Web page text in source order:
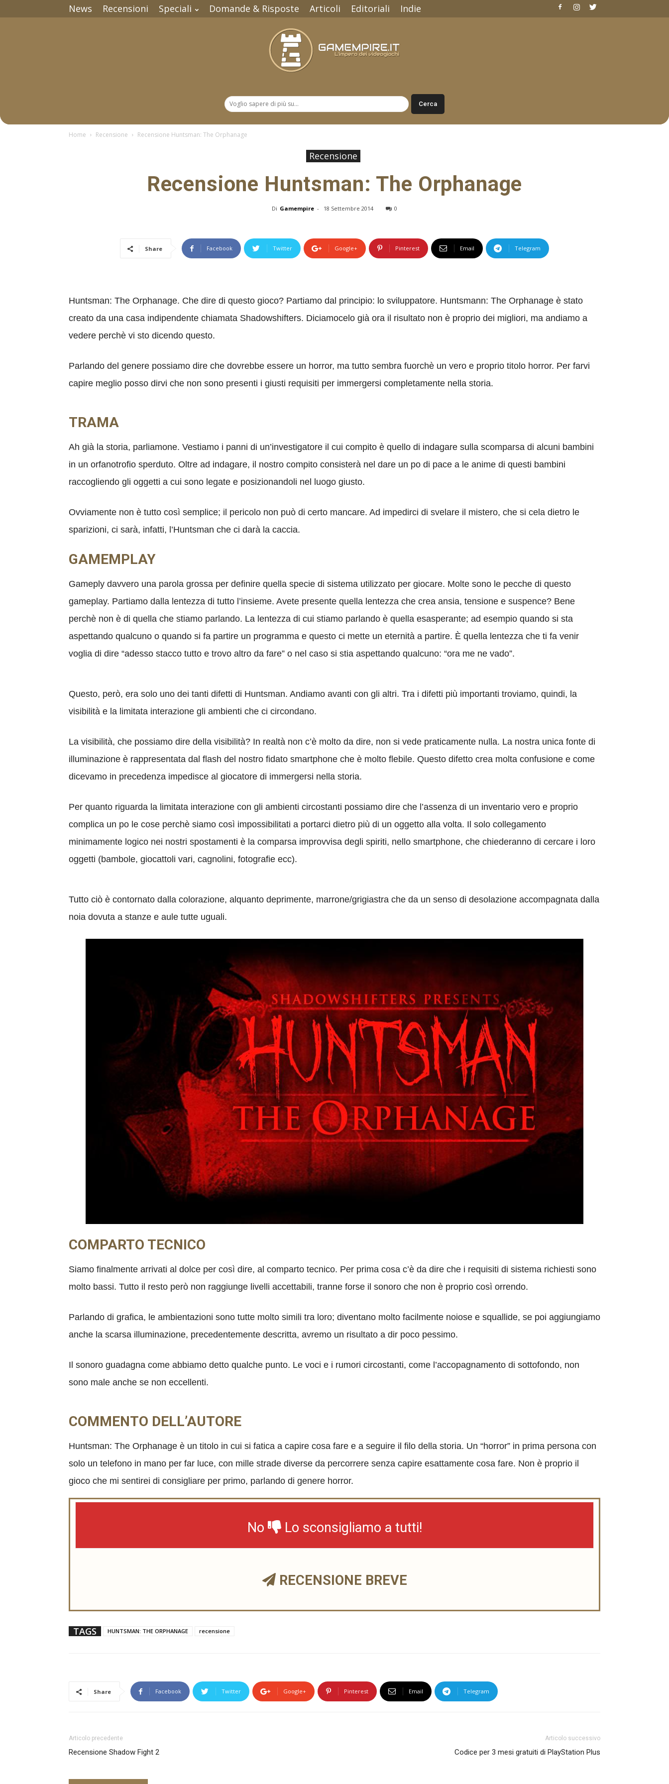
News Recensioni Speciali Domande & Risposte Articoli Editoriali Indie
Home Recensione Recensione Huntsman: The Orphanage
Recensione
Recensione Huntsman: The Orphanage
Di Gamempire - 18 Settembre 2014 0
Share Facebook Twitter Google+ Pinterest Email Telegram
Huntsman: The Orphanage. Che dire di questo gioco? Partiamo dal principio: lo sviluppatore. Huntsmann: The Orphanage è stato
creato da una casa indipendente chiamata Shadowshifters. Diciamocelo già ora il risultato non è proprio dei migliori, ma andiamo a
vedere perchè vi sto dicendo questo.
Parlando del genere possiamo dire che dovrebbe essere un horror, ma tutto sembra fuorchè un vero e proprio titolo horror. Per farvi
capire meglio posso dirvi che non sono presenti i giusti requisiti per immergersi completamente nella storia.
TRAMA
Ah già la storia, parliamone. Vestiamo i panni di un’investigatore il cui compito è quello di indagare sulla scomparsa di alcuni bambini
in un orfanotrofio sperduto. Oltre ad indagare, il nostro compito consisterà nel dare un po di pace a le anime di questi bambini
raccogliendo gli oggetti a cui sono legate e posizionandoli nel luogo giusto.
Ovviamente non è tutto così semplice; il pericolo non può di certo mancare. Ad impedirci di svelare il mistero, che si cela dietro le
sparizioni, ci sarà, infatti, l’Huntsman che ci darà la caccia.
GAMEMPLAY
Gameply davvero una parola grossa per definire quella specie di sistema utilizzato per giocare. Molte sono le pecche di questo
gameplay. Partiamo dalla lentezza di tutto l’insieme. Avete presente quella lentezza che crea ansia, tensione e suspence? Bene
perchè non è di quella che stiamo parlando. La lentezza di cui stiamo parlando è quella esasperante; ad esempio quando si sta
aspettando qualcuno o quando si fa partire un programma e questo ci mette un eternità a partire. È quella lentezza che ti fa venir
voglia di dire “adesso stacco tutto e trovo altro da fare” o nel caso si stia aspettando qualcuno: “ora me ne vado”.
Questo, però, era solo uno dei tanti difetti di Huntsman. Andiamo avanti con gli altri. Tra i difetti più importanti troviamo, quindi, la
visibilità e la limitata interazione gli ambienti che ci circondano.
La visibilità, che possiamo dire della visibilità? In realtà non c’è molto da dire, non si vede praticamente nulla. La nostra unica fonte di
illuminazione è rappresentata dal flash del nostro fidato smartphone che è molto flebile. Questo difetto crea molta confusione e come
dicevamo in precedenza impedisce al giocatore di immergersi nella storia.
Per quanto riguarda la limitata interazione con gli ambienti circostanti possiamo dire che l’assenza di un inventario vero e proprio
complica un po le cose perchè siamo così impossibilitati a portarci dietro più di un oggetto alla volta. Il solo collegamento
minimamente logico nei nostri spostamenti è la comparsa improvvisa degli spiriti, nello smartphone, che chiederanno di cercare i loro
oggetti (bambole, giocattoli vari, cagnolini, fotografie ecc).
Tutto ciò è contornato dalla colorazione, alquanto deprimente, marrone/grigiastra che da un senso di desolazione accompagnata dalla
noia dovuta a stanze e aule tutte uguali.
COMPARTO TECNICO
Siamo finalmente arrivati al dolce per così dire, al comparto tecnico. Per prima cosa c’è da dire che i requisiti di sistema richiesti sono
molto bassi. Tutto il resto però non raggiunge livelli accettabili, tranne forse il sonoro che non è proprio così orrendo.
Parlando di grafica, le ambientazioni sono tutte molto simili tra loro; diventano molto facilmente noiose e squallide, se poi aggiungiamo
anche la scarsa illuminazione, precedentemente descritta, avremo un risultato a dir poco pessimo.
Il sonoro guadagna come abbiamo detto qualche punto. Le voci e i rumori circostanti, come l’accopagnamento di sottofondo, non
sono male anche se non eccellenti.
COMMENTO DELL’AUTORE
Huntsman: The Orphanage è un titolo in cui si fatica a capire cosa fare e a seguire il filo della storia. Un “horror” in prima persona con
solo un telefono in mano per far luce, con mille strade diverse da percorrere senza capire esattamente cosa fare. Non è proprio il
gioco che mi sentirei di consigliare per primo, parlando di genere horror.
No Lo sconsigliamo a tutti!
RECENSIONE BREVE
TAGS HUNTSMAN: THE ORPHANAGE recensione
Share Facebook Twitter Google+ Pinterest Email Telegram
Articolo precedente
Recensione Shadow Fight 2
Articolo successivo
Codice per 3 mesi gratuiti di PlayStation Plus